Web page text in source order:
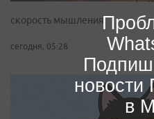
скорость мышления
сегодня, 05:28
новости
в